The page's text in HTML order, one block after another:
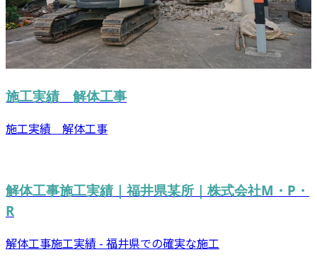
施工実績 解体工事
施工実績 解体工事
解体工事施工実績｜福井県某所｜株式会社M・P・
R
解体工事施工実績 - 福井県での確実な施工